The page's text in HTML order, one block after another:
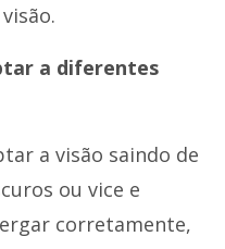
a diferentes
a visão saindo de
ou vice e
corretamente,